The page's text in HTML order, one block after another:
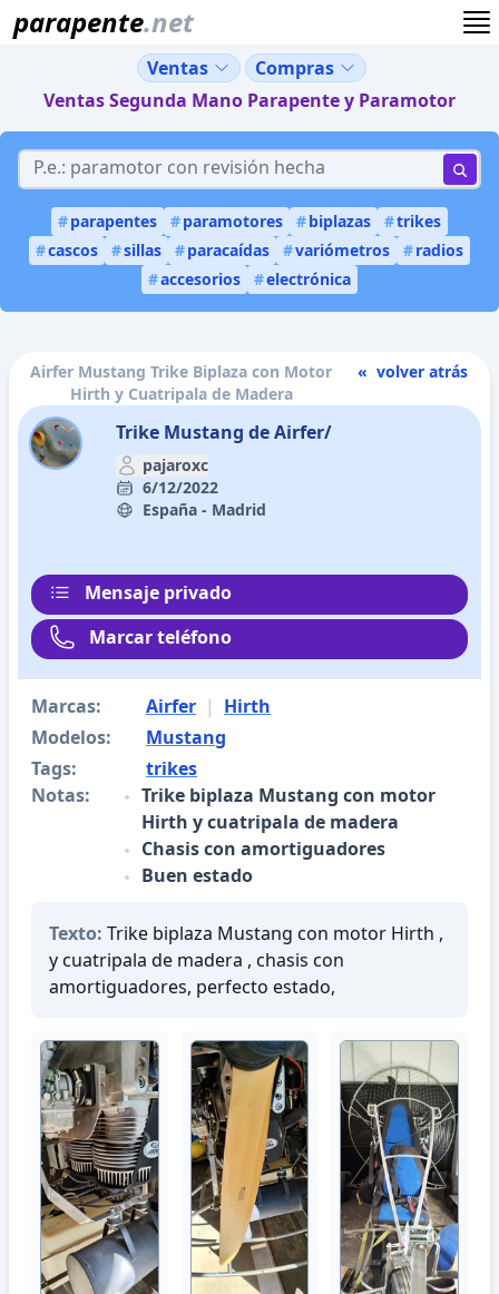
parapente.net
Ventas Segunda Mano Parapente y Paramotor
Ventas Compras
#parapentes #paramotores #biplazas #trikes
#cascos #sillas #paracaídas #variómetros #radios
#accesorios #electrónica
Airfer Mustang Trike Biplaza con Motor
Hirth y Cuatripala de Madera
« volver atrás
Trike Mustang de Airfer/
pajaroxc
6/12/2022
España - Madrid
Mensaje privado
Marcar teléfono
Marcas: Airfer | Hirth
Modelos:
Mustang
Tags:
trikes
Notas:
Trike biplaza Mustang con motor
Hirth y cuatripala de madera
Chasis con amortiguadores
Buen estado
Texto: Trike biplaza Mustang con motor Hirth ,
y cuatripala de madera , chasis con
amortiguadores, perfecto estado,